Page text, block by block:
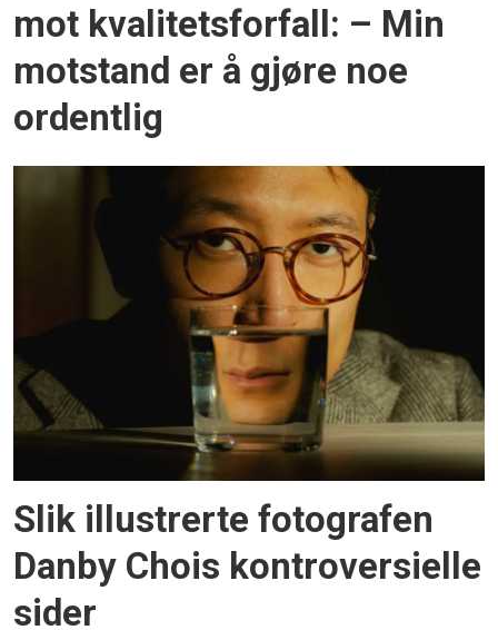
mot kvalitets­forfall: – Min
motstand er å gjøre noe
ordentlig
Slik illustrerte fotografen
Danby Chois kontroversielle
sider